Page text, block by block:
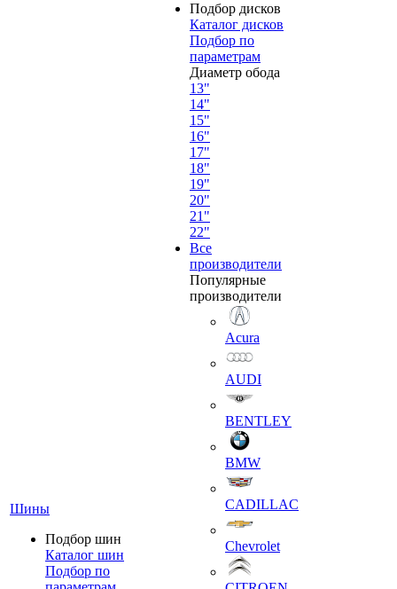
Шины
Подбор шин
Каталог шин
Подбор по
Подбор дисков
Каталог дисков
Подбор по
параметрам
Диаметр обода
13"
14"
15"
16"
17"
18"
19"
20"
21"
22"
Все
производители
Популярные
производители
Acura
AUDI
BENTLEY
BMW
CADILLAC
Chevrolet